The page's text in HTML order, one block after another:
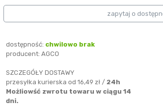
zapytaj o
dostępność: chwilowo brak
producent: AGCO
SZCZEGÓŁY DOSTAWY
przesyłka kurierska od 16,49 zł / 24h
Możliowść zwrotu towaru w ciągu 14
dni.